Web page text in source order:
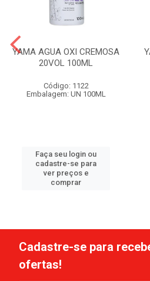
YAMA AGUA OXI CREMOSA
20VOL 100ML
Código: 1122
Embalagem: UN 100ML
Faça seu login ou
cadastre-se para
ver preços e
comprar
Cadastre-se para
ofertas!